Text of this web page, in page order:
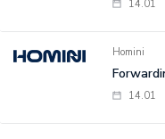
14.01
Homini
14.01